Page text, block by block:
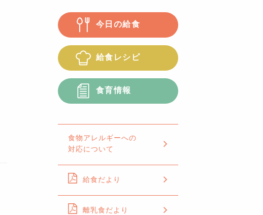
今日の給食
給食レシピ
食育情報
食物アレルギーへの
対応について
給食だより
離乳食だより